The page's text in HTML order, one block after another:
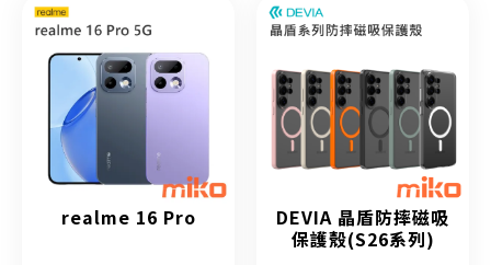
realme 16 Pro
DEVIA 晶盾防摔磁吸
保護殼(S26系列)